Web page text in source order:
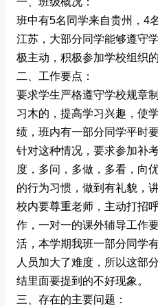
班中有5名同学来自贵州，4
江苏，大部分同学能够遵守
极主动，积极参加学校组织
二、工作要点：
要求学生严格遵守学校规章
习木的，提高学习兴趣，使
绩，班内有一部分同学平时
针对这种情况，要求参加补
度，多问，多做，多看，向
的行为习惯，做到有礼貌，
校内要尊重老师，主动打招
作，一对一的课外辅导工作
活，本学期我班一部分同学
人员加大了难度，所以这部
结里面要提到的不好现象。
三、存在的主要问题：